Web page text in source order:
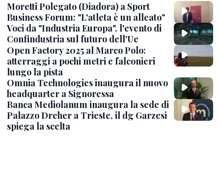
Moretti Polegato (Diadora) a Sport
Business Forum: "L'atleta è un alleato"
Voci da "Industria Europa", l'evento di
Confindustria sul futuro dell'Ue
Open Factory 2025 al Marco Polo:
atterraggi a pochi metri e falconieri
lungo la pista
Omnia Technologies inaugura il nuovo
headquarter a Signoressa
Banca Mediolanum inaugura la sede di
Palazzo Dreher a Trieste, il dg Garzesi
spiega la scelta